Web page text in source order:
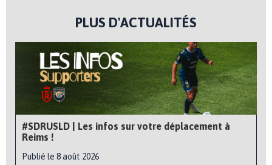
PLUS D'ACTUALITÉS
#SDRUSLD | Les infos sur votre déplacement à
Reims !
Publié le 8 août 2026